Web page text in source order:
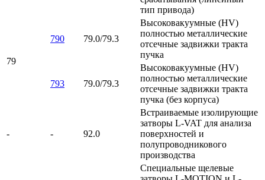
тип привода)
79
790 79.0/79.3
Высоковакуумные (HV)
полностью металлические
отсечные задвижки тракта
пучка
793 79.0/79.3
Высоковакуумные (HV)
полностью металлические
отсечные задвижки тракта
пучка (без корпуса)
- - 92.0
Встраиваемые изолирующие
затворы L-VAT для анализа
поверхностей и
полупроводникового
производства
Специальные щелевые